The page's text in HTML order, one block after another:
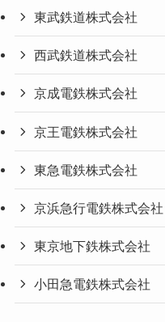
東武鉄道株式会社
西武鉄道株式会社
京成電鉄株式会社
京王電鉄株式会社
東急電鉄株式会社
京浜急行電鉄株式会社
東京地下鉄株式会社
小田急電鉄株式会社